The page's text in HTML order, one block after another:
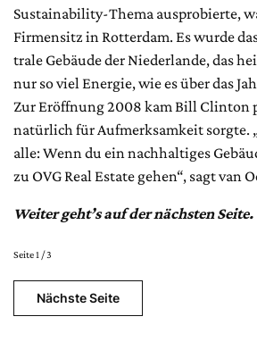
Sustainability-Thema ausprobierte,
Firmensitz in Rotterdam. Es wurde
trale Gebäude der Niederlande, das
nur so viel Energie, wie es über das
Zur Eröffnung 2008 kam Bill Clinton
natürlich für Aufmerksamkeit sorgte.
alle: Wenn du ein nachhaltiges
zu OVG Real Estate gehen“, sagt van
Weiter geht’s auf der nächsten Seite.
Seite 1 / 3
Nächste Seite